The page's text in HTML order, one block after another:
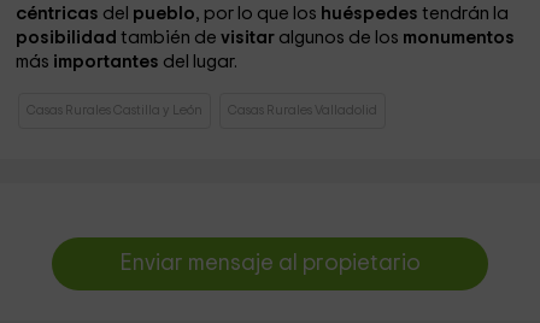
céntricas del pueblo, por lo que los huéspedestendrán la
posibilidad también devisitar algunos de los monumentos
más importantes del lugar.
Casas Rurales Castilla y León Casas Rurales Valladolid
Enviar mensaje al propietario